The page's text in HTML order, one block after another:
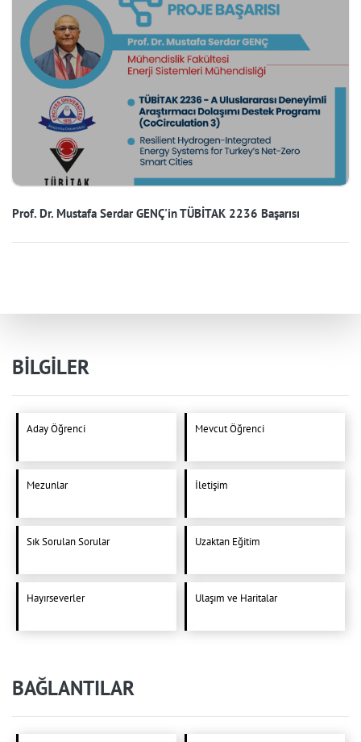
Prof. Dr. Mustafa Serdar GENÇ'in TÜBİTAK 2236 Başarısı
BİLGİLER
Aday Öğrenci Mevcut Öğrenci
Mezunlar İletişim
Sık Sorulan Sorular Uzaktan Eğitim
Hayırseverler Ulaşım ve Haritalar
BAĞLANTILAR